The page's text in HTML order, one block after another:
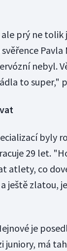
prý ne tolik
nebyl.
to super,"
byly
29 let.
atlety, co
ještě zlatou,
je
juniory, má